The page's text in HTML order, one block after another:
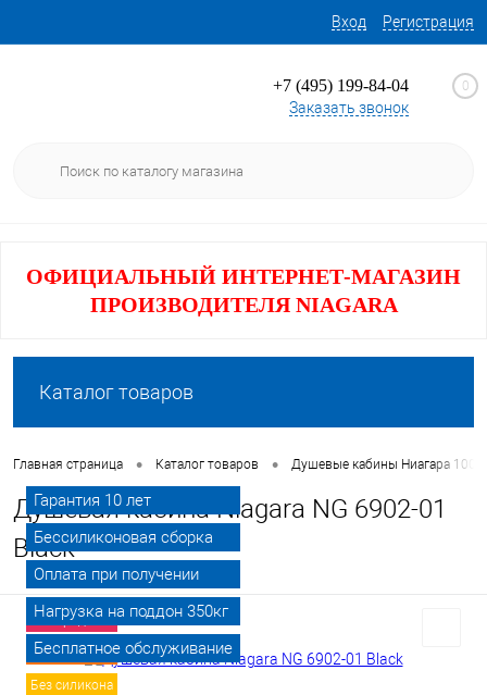
Вход Регистрация
+7 (495) 199-84-04
Заказать звонок
0
ОФИЦИАЛЬНЫЙ ИНТЕРНЕТ-МАГАЗИН
ПРОИЗВОДИТЕЛЯ NIAGARA
Каталог товаров
Главная страница • Каталог товаров • Душевые кабины Ниагара
Душевая кабина Niagara NG 6902-01
Black
Распродажа
Хит продаж
Без силикона
Гарантия 10 лет
Бессиликоновая сборка
Оплата при получении
Нагрузка на поддон 350кг
Бесплатное обслуживание